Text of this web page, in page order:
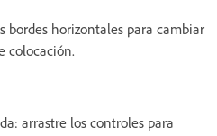
bordes horizontales para cambiar
colocación.
arrastre los controles para